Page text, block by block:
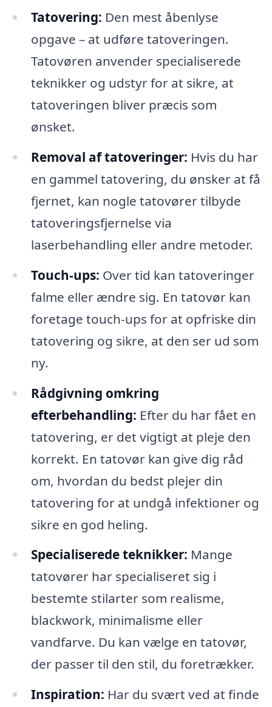
Tatovering: Den mest åbenlyse
opgave – at udføre tatoveringen.
Tatovøren anvender specialiserede
teknikker og udstyr for at sikre, at
tatoveringen bliver præcis som
ønsket.
Removal af tatoveringer: Hvis du har
en gammel tatovering, du ønsker at få
fjernet, kan nogle tatovører tilbyde
tatoveringsfjernelse via
laserbehandling eller andre metoder.
Touch-ups: Over tid kan tatoveringer
falme eller ændre sig. En tatovør kan
foretage touch-ups for at opfriske din
tatovering og sikre, at den ser ud som
ny.
Rådgivning omkring
efterbehandling: Efter du har fået en
tatovering, er det vigtigt at pleje den
korrekt. En tatovør kan give dig råd
om, hvordan du bedst plejer din
tatovering for at undgå infektioner og
sikre en god heling.
Specialiserede teknikker: Mange
tatovører har specialiseret sig i
bestemte stilarter som realisme,
blackwork, minimalisme eller
vandfarve. Du kan vælge en tatovør,
der passer til den stil, du foretrækker.
Inspiration: Har du svært ved at finde